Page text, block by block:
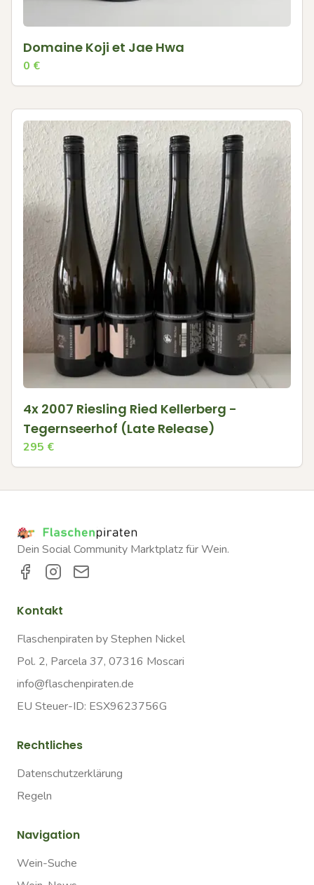
Domaine Koji et Jae Hwa
0 €
4x 2007 Riesling Ried Kellerberg -
Tegernseerhof (Late Release)
295 €
Dein Social Community Marktplatz für Wein.
Kontakt
Flaschenpiraten by Stephen Nickel
Pol. 2, Parcela 37, 07316 Moscari
info@flaschenpiraten.de
EU Steuer-ID: ESX9623756G
Rechtliches
Datenschutzerklärung
Regeln
Navigation
Wein-Suche